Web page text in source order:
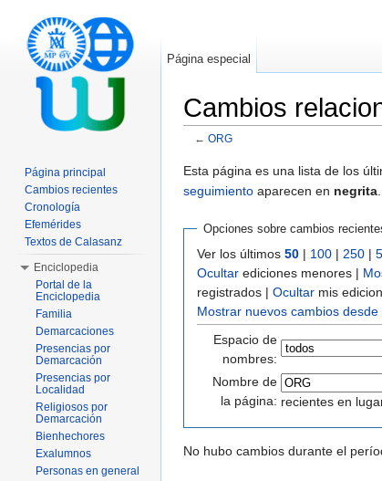
Cambios
← ORG
Esta página es una lista de los
seguimiento aparecen en negrita
Opciones sobre cambios
Ver los últimos 50 | 100 | 250 |
Ocultar ediciones menores |
registrados | Ocultar mis
Mostrar nuevos cambios
Espacio de
nombres:
Nombre de
la página: recientes en
No hubo cambios durante el
Página especial
Página principal
Cambios recientes
Cronología
Efemérides
Textos de Calasanz
Enciclopedia
Portal de la
Enciclopedia
Familia
Demarcaciones
Presencias por
Demarcación
Presencias por
Localidad
Religiosos por
Demarcación
Bienhechores
Exalumnos
Personas en general